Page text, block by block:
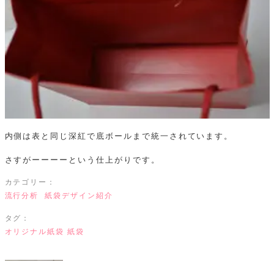
内側は表と同じ深紅で底ボールまで統一されています。
さすがーーーーという仕上がりです。
カテゴリー：
流行分析
紙袋デザイン紹介
タグ：
オリジナル紙袋 紙袋